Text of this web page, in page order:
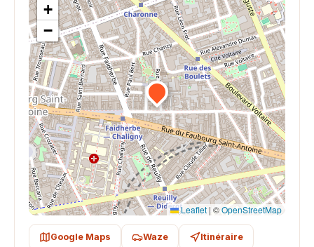
+
−
Leaflet | ©OpenStreetMap
Google Maps Waze Itinéraire